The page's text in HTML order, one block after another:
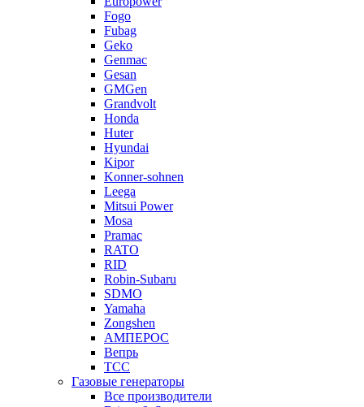
Fogo
Fubag
Geko
Genmac
Gesan
GMGen
Grandvolt
Honda
Huter
Hyundai
Kipor
Konner-sohnen
Leega
Mitsui Power
Mosa
Pramac
RATO
RID
Robin-Subaru
SDMO
Yamaha
Zongshen
АМПЕРОС
Вепрь
ТСС
Газовые генераторы
Все производители